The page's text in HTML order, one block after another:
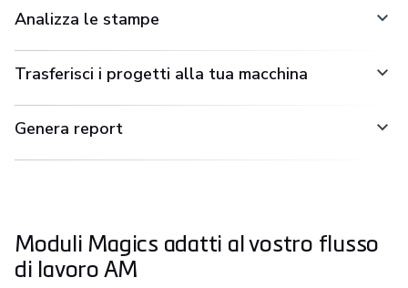
Analizza le stampe
Trasferisci i progetti alla tua macchina
Genera report
Moduli Magics adatti al vostro flusso
di lavoro AM